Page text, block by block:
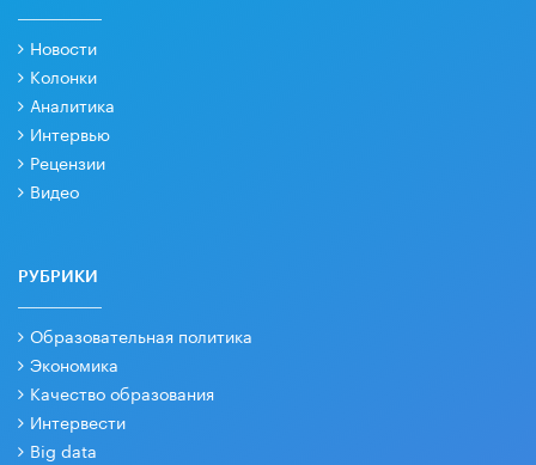
Новости
Колонки
Аналитика
Интервью
Рецензии
Видео
РУБРИКИ
Образовательная политика
Экономика
Качество образования
Интервести
Big data